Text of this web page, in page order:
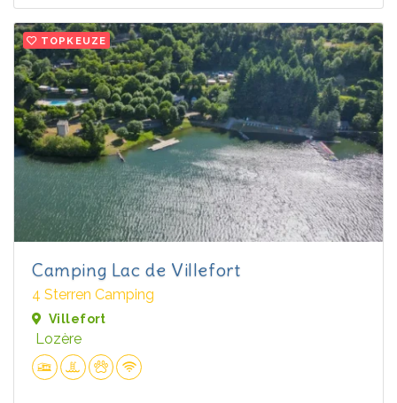
TOPKEUZE
Camping Lac de Villefort
4 Sterren Camping
Villefort
Lozère